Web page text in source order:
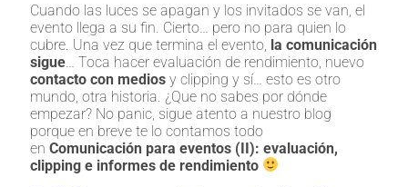
Cuando las luces se apagan y los invitados se van, el
evento llega a su fin. Cierto… pero no para quien lo
cubre. Una vez que termina el evento, la comunicación
sigue… Toca hacer evaluación de rendimiento, nuevo
contacto con medios y clipping y sí… esto es otro
mundo, otra historia. ¿Que no sabes por dónde
empezar? No panic, sigue atento a nuestro blog
porque en breve te lo contamos todo
en Comunicación para eventos (II): evaluación,
clipping e informes de rendimiento